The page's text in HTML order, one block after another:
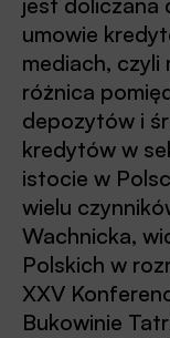
umowie
mediach,
różnica
depozytów i
kredytów w
istocie w
wielu
Wachnicka,
Polskich w
XXV
Bukowinie